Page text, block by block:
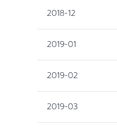
2018-12
2019-01
2019-02
2019-03